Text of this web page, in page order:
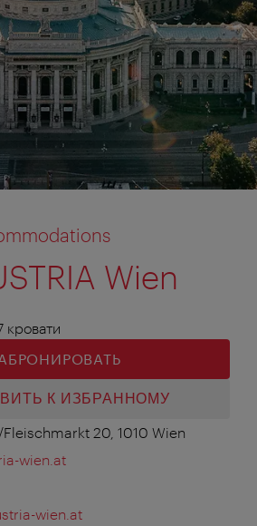
Wien
кровати
К ИЗБРАННОМУ
20, 1010 Wien
wien.at
wien.at